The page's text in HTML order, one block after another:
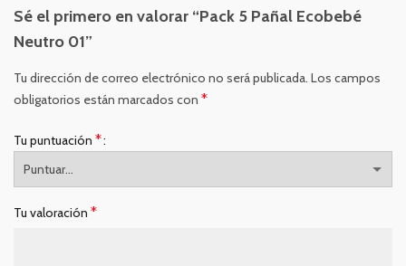
Sé el primero en valorar “Pack 5 Pañal Ecobebé
Neutro 01”
Tu dirección de correo electrónico no será publicada. Los campos
obligatorios están marcados con *
Tu puntuación *
Tu valoración *